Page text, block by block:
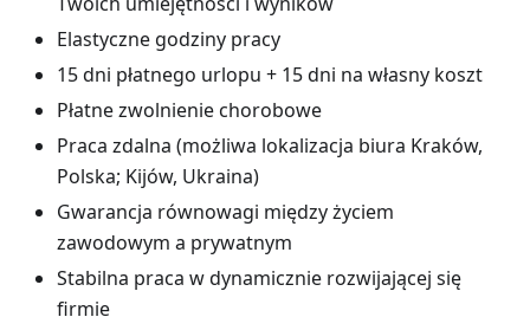
Elastyczne godziny pracy
15 dni płatnego urlopu + 15 dni na własny koszt
Płatne zwolnienie chorobowe
Praca zdalna (możliwa lokalizacja biura Kraków,
Polska; Kijów, Ukraina)
Gwarancja równowagi między życiem
zawodowym a prywatnym
Stabilna praca w dynamicznie rozwijającej się
firmie